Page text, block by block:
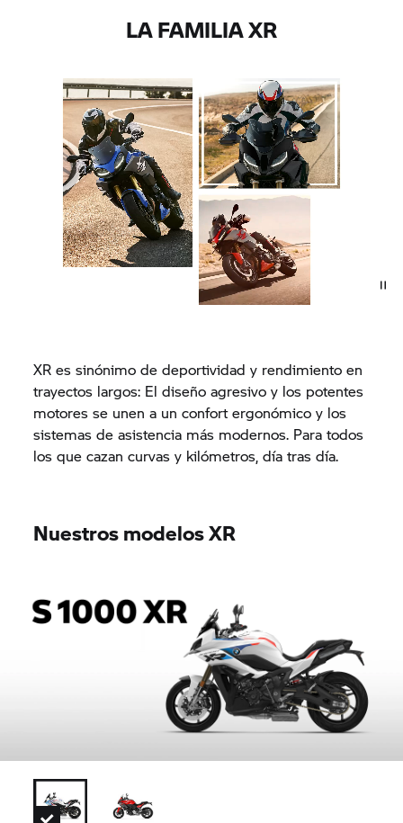
LA FAMILIA XR
XR es sinónimo de deportividad y rendimiento en
trayectos largos: El diseño agresivo y los potentes
motores se unen a un confort ergonómico y los
sistemas de asistencia más modernos. Para todos
los que cazan curvas y kilómetros, día tras día.
Nuestros modelos XR